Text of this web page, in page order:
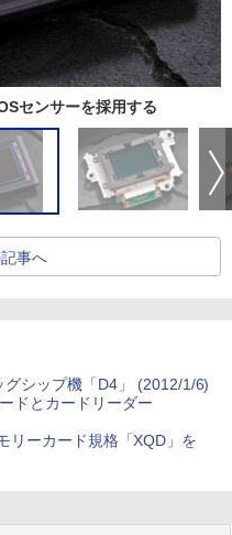
センサーを採用する
事へ
シップ機「D4」 (2012/1/6)
ドとカードリーダー
リーカード規格「XQD」を